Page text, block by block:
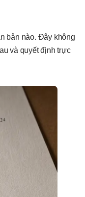
bản nào. Đây không
và quyết định trực